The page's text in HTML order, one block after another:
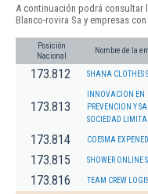
A continuación podrá consultar
Blanco-rovira Sa y empresas
Posición
Nacional
Nombre de la
173.812 SHANA CLOTHES
173.813
INNOVACION EN
PREVENCION Y
SOCIEDAD
173.814 COESMA
173.815 SHOWER ONLINE
173.816 TEAM CREW